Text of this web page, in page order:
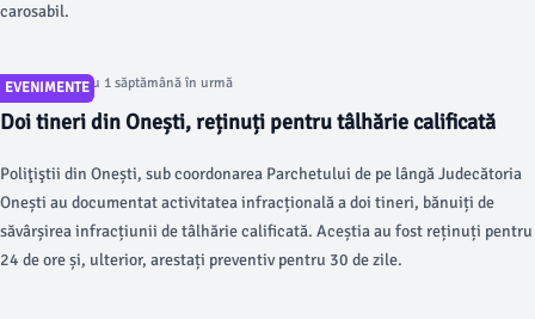
carosabil.
EVENIMENTE
Articol postat cu 1 săptămână în urmă
Doi tineri din Onești, reținuți pentru tâlhărie calificată
Poliţiştii din Onești, sub coordonarea Parchetului de pe lângă Judecătoria
Onești au documentat activitatea infracțională a doi tineri, bănuiți de
săvârșirea infracțiunii de tâlhărie calificată. Aceștia au fost reținuți pentru
24 de ore și, ulterior, arestați preventiv pentru 30 de zile.